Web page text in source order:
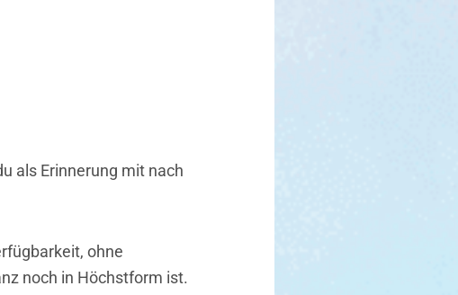
als Erinnerung mit nach
ohne
noch in Höchstform ist.